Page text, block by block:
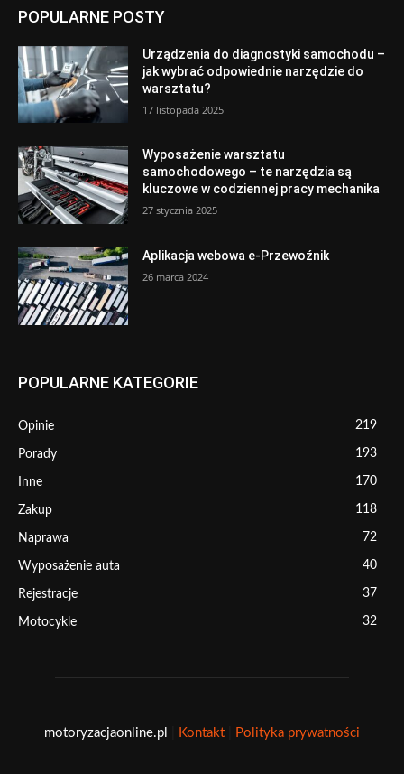
POPULARNE POSTY
Urządzenia do diagnostyki samochodu –
jak wybrać odpowiednie narzędzie do
warsztatu?
17 listopada 2025
Wyposażenie warsztatu
samochodowego – te narzędzia są
kluczowe w codziennej pracy mechanika
27 stycznia 2025
Aplikacja webowa e-Przewoźnik
26 marca 2024
POPULARNE KATEGORIE
Opinie 219
Porady 193
Inne 170
Zakup 118
Naprawa 72
Wyposażenie auta 40
Rejestracje 37
Motocykle 32
motoryzacjaonline.pl Kontakt Polityka prywatności